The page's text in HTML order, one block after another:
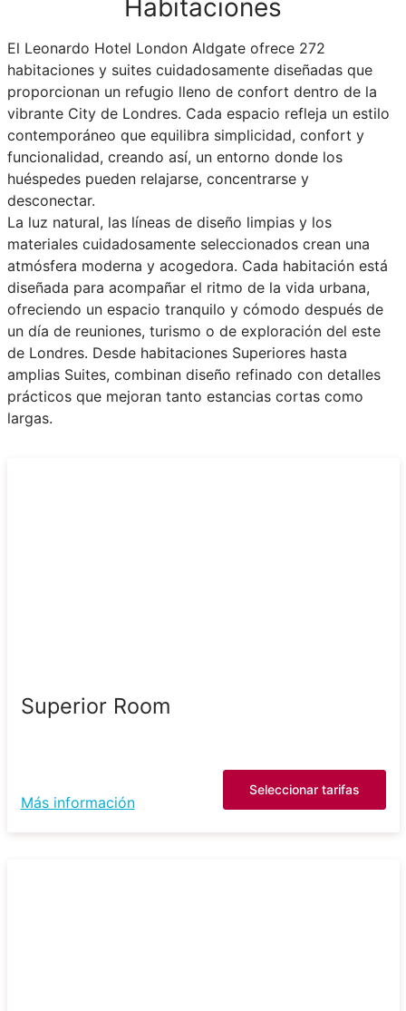
Habitaciones
El Leonardo Hotel London Aldgate ofrece 272
habitaciones y suites cuidadosamente diseñadas que
proporcionan un refugio lleno de confort dentro de la
vibrante City de Londres. Cada espacio refleja un estilo
contemporáneo que equilibra simplicidad, confort y
funcionalidad, creando así, un entorno donde los
huéspedes pueden relajarse, concentrarse y
desconectar.
La luz natural, las líneas de diseño limpias y los
materiales cuidadosamente seleccionados crean una
atmósfera moderna y acogedora. Cada habitación está
diseñada para acompañar el ritmo de la vida urbana,
ofreciendo un espacio tranquilo y cómodo después de
un día de reuniones, turismo o de exploración del este
de Londres. Desde habitaciones Superiores hasta
amplias Suites, combinan diseño refinado con detalles
prácticos que mejoran tanto estancias cortas como
largas.
Superior Room
Más información
Seleccionar tarifas